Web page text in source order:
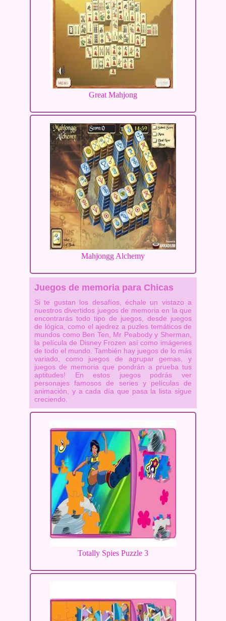
Great Mahjong
Mahjongg Alchemy
Juegos de memoria para Chicas
Si te gustan los desafíos, échale un vistazo a
nuestros divertidos juegos de memoria en la que
encontrarás todo tipo de juegos, desde juegos
de lógica, como el ajedrez a puzles temáticos de
mundos como Ben Ten, Mr Peabody y Sherman,
la película de Disney Frozen así como imágenes
de todo el mundo. También hay juegos de lo más
variado, como juegos de agrupar gemas, y
juegos de memoria que pondrán a prueba tus
aptitudes! En estos juegos podrás ver
personajes famosos de series y películas de
animación, y a cada día que pasa la lista sigue
creciendo.
Totally Spies Puzzle 3